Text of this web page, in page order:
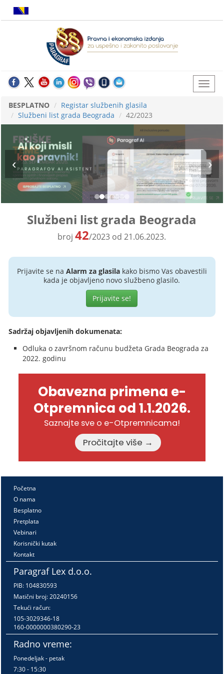
BESPLATNO
Registar službenih glasila
Službeni list grada Beograda
42/2023
Službeni list grada Beograda
broj42/2023 od 21.06.2023.
Prijavite se na Alarm za glasilakako bismo Vas obavestili
kada je objavljeno novo službeno glasilo.
Prijavite se!
Sadržaj objavljenih dokumenata:
Odluka o završnom računu budžeta Grada Beograda za
2022. godinu
Obavezna primena e-
Otpremnica od 1.1.2026.
Saznajte sve o e-Otpremnicama!
Pročitajte više →
Početna
O nama
Besplatno
Pretplata
Vebinari
Korisnički kutak
Kontakt
Paragraf Lex d.o.o.
PIB: 104830593
Matični broj: 20240156
Tekući račun:
105-3029346-18
160-0000000380290-23
Radno vreme:
Ponedeljak - petak
7:30 - 15:30